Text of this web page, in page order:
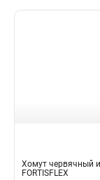
Хомут червячный
FORTISFLEX